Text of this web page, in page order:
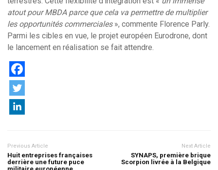
atout pour MBDA parce que cela va permettre de multiplier
les opportunités commerciales», commente Florence Parly.
Parmi les cibles en vue, le projet européen Eurodrone, dont
le lancement en réalisation se fait attendre.
Previous Article
Huit entreprises françaises
derrière une future puce
Next Article
SYNAPS, première brique
Scorpion livrée à la Belgique